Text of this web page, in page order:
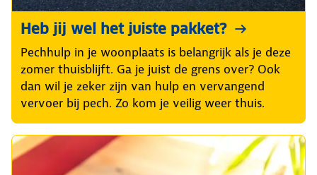
Heb jij wel het juiste pakket?
Pechhulp in je woonplaats is belangrijk als je deze
zomer thuisblijft. Ga je juist de grens over? Ook
dan wil je zeker zijn van hulp en vervangend
vervoer bij pech. Zo kom je veilig weer thuis.